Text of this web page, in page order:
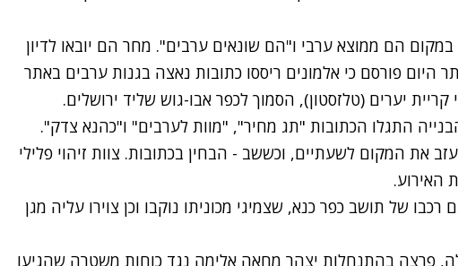
הם ממוצא ערבי ו"הם שונאים ערבים". מחר הם יובאו לדיון
היום פורסם כי אלמונים ריססו כתובות נאצה בגנות ערבים באתר
יערים (טלזסטון), הסמוך לכפר אבו-גוש שליד ירושלים.
התגלו הכתובות "תג מחיר", "מוות לערבים" ו"כהנא צדק".
את המקום לשעתיים, וכששב - הבחין בכתובות. צוות זיהוי פלילי
האירוע.
של תושב כפר כנא, שצמיגי מכוניתו נוקבו וכן צוירו עליה מגן
פרצה בהתנחלות יצהר מחאה אלימה נגד כוחות משטרה שהגיעו